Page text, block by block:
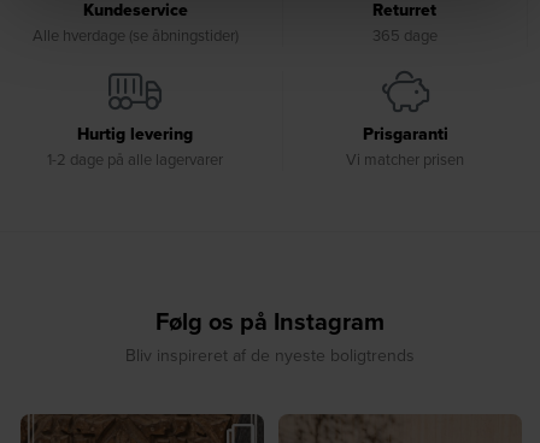
Kundeservice
Alle hverdage (se åbningstider)
Returret
365 dage
Hurtig levering
1-2 dage på alle lagervarer
Prisgaranti
Vi matcher prisen
Følg os på Instagram
Bliv inspireret af de nyeste boligtrends
🎉 GIVEAWAY 🎉⁠
☀️ Sommerens favorit til terrassen ☀️⁠